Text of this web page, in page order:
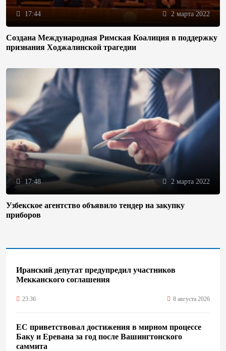
17:44 2 марта 2022
Создана Международная Римская Коалиция в поддержку
признания Ходжалинской трагедии
17:48 2 марта 2022
Узбекское агентство объявило тендер на закупку
приборов
Иранский депутат предупредил участников
Мекканского соглашения
23:36 8 августа 2026
ЕС приветствовал достижения в мирном процессе
Баку и Еревана за год после Вашингтонского
саммита